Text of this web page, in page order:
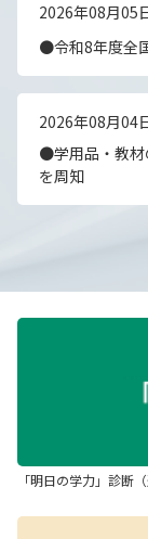
2026年08月05
●令和8年度全
2026年08月04
●学用品・教材
を周知
「明日の学力」診断